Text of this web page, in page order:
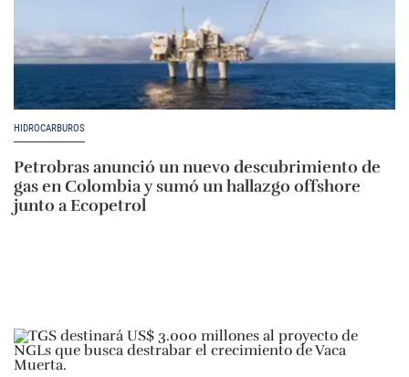
HIDROCARBUROS
Petrobras anunció un nuevo descubrimiento de
gas en Colombia y sumó un hallazgo offshore
junto a Ecopetrol